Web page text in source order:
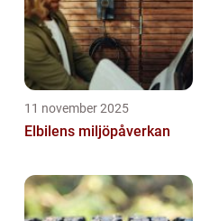
11 november 2025
Elbilens miljöpåverkan